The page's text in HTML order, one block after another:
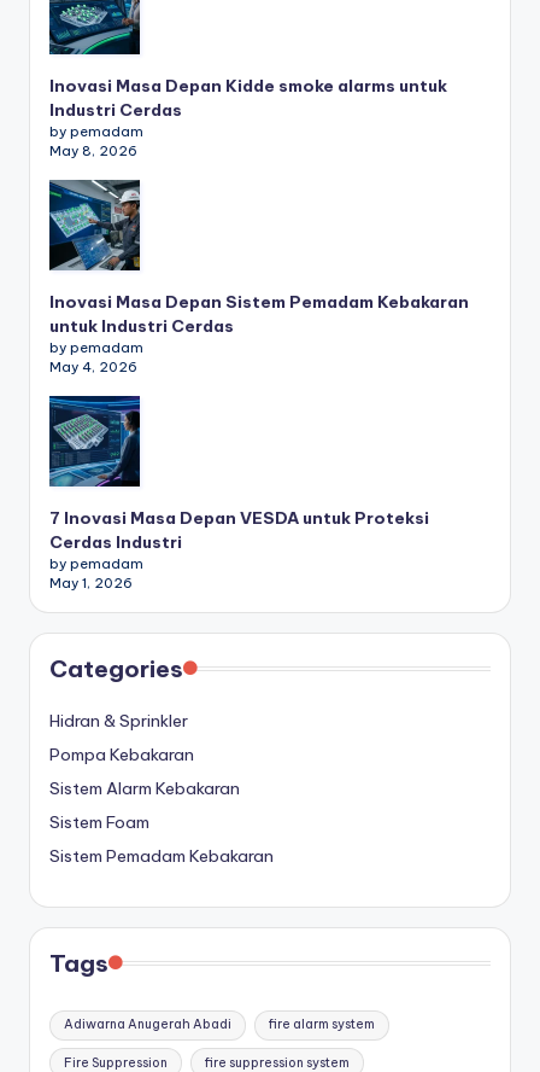
Inovasi Masa Depan Kidde smoke alarms untuk
Industri Cerdas
by pemadam
May 8, 2026
Inovasi Masa Depan Sistem Pemadam Kebakaran
untuk Industri Cerdas
by pemadam
May 4, 2026
7 Inovasi Masa Depan VESDA untuk Proteksi
Cerdas Industri
by pemadam
May 1, 2026
Categories
Hidran & Sprinkler
Pompa Kebakaran
Sistem Alarm Kebakaran
Sistem Foam
Sistem Pemadam Kebakaran
Tags
Adiwarna Anugerah Abadi fire alarm system
Fire Suppression fire suppression system